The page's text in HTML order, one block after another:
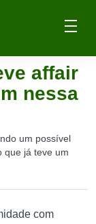
affair
nessa
um possível
que já teve um
com